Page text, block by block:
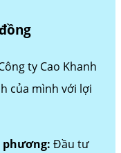
ty Cao Khanh
của mình với lợi
phương: Đầu tư